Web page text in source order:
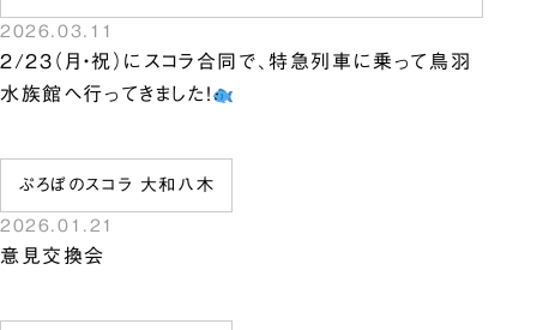
2026.03.11
2/23（月・祝）にスコラ合同で、特急列車に乗って鳥羽
水族館へ行ってきました！
ぷろぼのスコラ 大和八木
2026.01.21
意見交換会